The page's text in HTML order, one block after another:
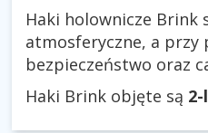
Haki holownicze Brink
atmosferyczne, a przy
bezpieczeństwo oraz
Haki Brink objęte są